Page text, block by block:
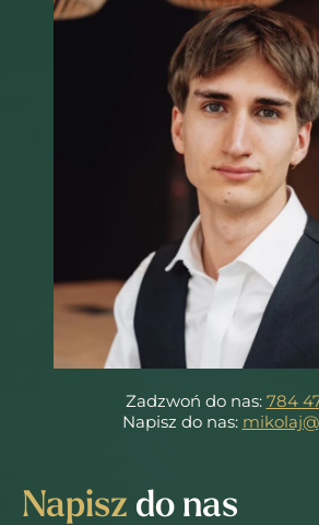
Zadzwoń do nas: 784
Napisz do nas:
Napisz do nas